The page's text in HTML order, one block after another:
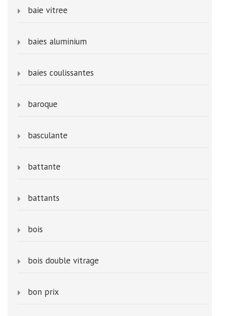
baie vitree
baies aluminium
baies coulissantes
baroque
basculante
battante
battants
bois
bois double vitrage
bon prix